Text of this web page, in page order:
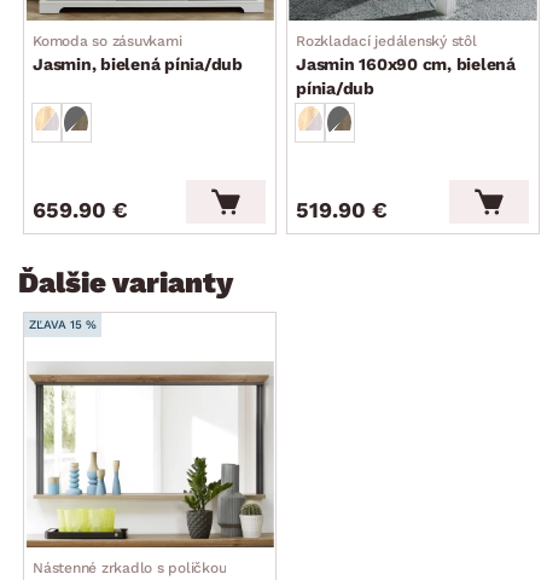
Komoda so zásuvkami
Jasmin, bielená pínia/dub
659.90 €
Rozkladací jedálenský stôl
Jasmin 160x90 cm, bielená
pínia/dub
519.90 €
Ďalšie varianty
ZĽAVA 15 %
Nástenné zrkadlo s poličkou